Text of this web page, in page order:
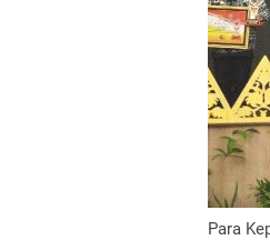
Para